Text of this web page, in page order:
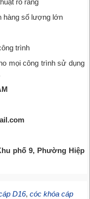
rõ ràng
hàng số lượng lớn
trình
mọi công trình sử dụng
phố 9, Phường Hiệp
D16, cóc khóa cáp